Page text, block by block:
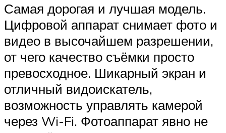
Самая дорогая и лучшая модель.
Цифровой аппарат снимает фото и
видео в высочайшем разрешении,
от чего качество съёмки просто
превосходное. Шикарный экран и
отличный видоискатель,
возможность управлять камерой
через Wi-Fi. Фотоаппарат явно не